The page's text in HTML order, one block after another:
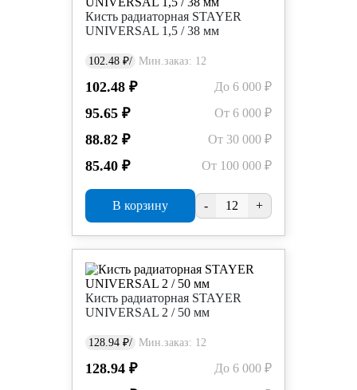
Кисть радиаторная STAYER
UNIVERSAL 1,5 / 38 мм
102.48 ₽/ Мин.заказ: 12
102.48 ₽ До 6 000 ₽
95.65 ₽ От 6 000 ₽
88.82 ₽ От 30 000 ₽
85.40 ₽ От 100 000 ₽
В корзину - +
Кисть радиаторная STAYER
UNIVERSAL 2 / 50 мм
128.94 ₽/ Мин.заказ: 12
128.94 ₽ До 6 000 ₽